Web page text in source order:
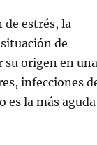
de estrés, la
de
su origen en una
infecciones
la más